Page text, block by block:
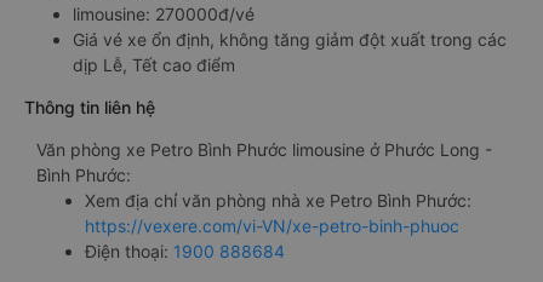
limousine: 270000đ/vé
Giá vé xe ổn định, không tăng giảm đột xuất trong các
dịp Lễ, Tết cao điểm
Thông tin liên hệ
Văn phòng xe Petro Bình Phước limousine ở Phước Long -
Bình Phước:
Xem địa chỉ văn phòng nhà xe Petro Bình Phước:
https://vexere.com/vi-VN/xe-petro-binh-phuoc
Điện thoại: 1900 888684